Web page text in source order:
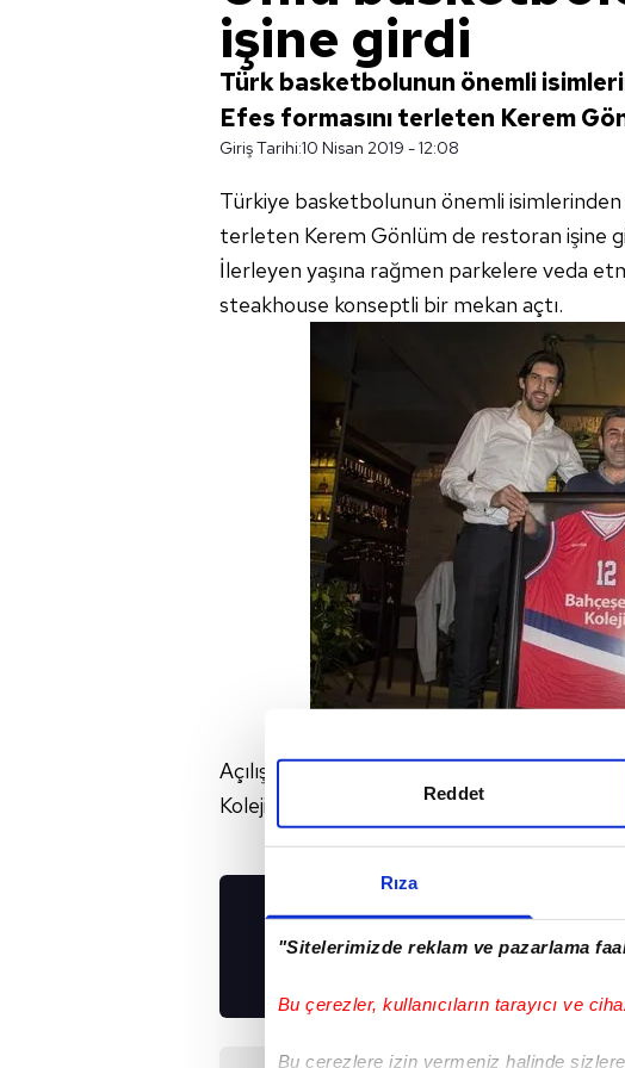
Rıza
"Sitelerimizde reklam ve pazarlama
Bu çerezler, kullanıcıların tarayıcı ve
Bu çerezlere izin vermeniz halinde
Reddet
işine girdi
Türk basketbolunun önemli
Efes formasını terleten Kerem
Giriş Tarihi:10 Nisan 2019 - 12:08
Türkiye basketbolunun önemli isimlerinden
terleten Kerem Gönlüm de restoran işine
İlerleyen yaşına rağmen parkelere veda
steakhouse konseptli bir mekan açtı.
Açılışta milli basketbolcuyu eski
Koleji Spor Kulübü'nün oyuncuları da yalnız
UYGULAMALARIMIZI
İNDİRİN!